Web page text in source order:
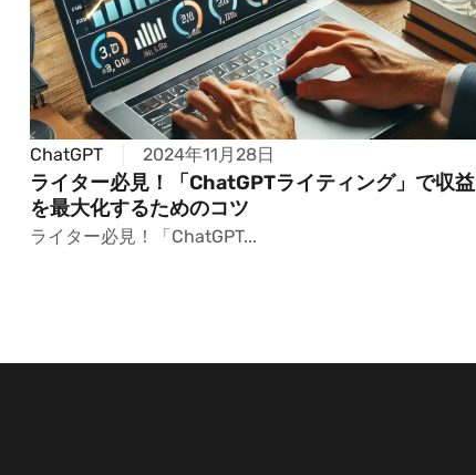
ChatGPT 2024年11月28日
ライター必見！「ChatGPTライティング」で収益
を最大化するためのコツ
ライター必見！「ChatGPT...